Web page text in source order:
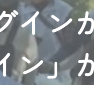
イン
ン」
となります。
めのIDです。